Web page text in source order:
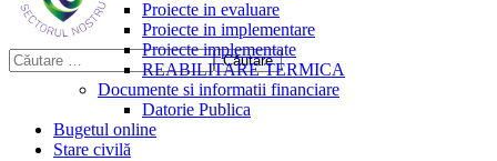
Proiecte in evaluare
Proiecte in implementare
Proiecte implementate
REABILITARE TERMICA
Documente si informatii financiare
Datorie Publica
Bugetul online
Stare civilă